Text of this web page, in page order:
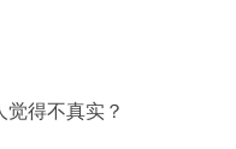
得不真实？